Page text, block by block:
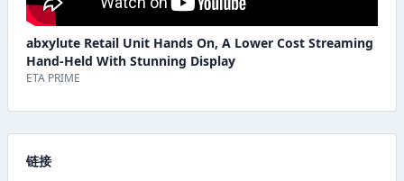
abxylute Retail Unit Hands On, A Lower Cost Streaming
Hand-Held With Stunning Display
ETA PRIME
链接